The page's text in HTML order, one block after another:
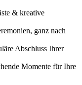
& kreative
ganz nach
Abschluss Ihrer
Momente für Ihre